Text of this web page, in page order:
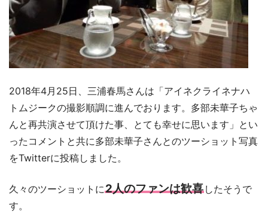
2018年4月25日、三浦春馬さんは「アイネクライネナハ
トムジークの撮影順調に進んでおります。多部未華子ちゃ
んと再共演させて頂けた事、とても幸せに思います」とい
ったコメントと共に多部未華子さんとのツーショット写真
をTwitterに投稿しました。
久々のツーショットに2人のファンは歓喜 したそうで
す。